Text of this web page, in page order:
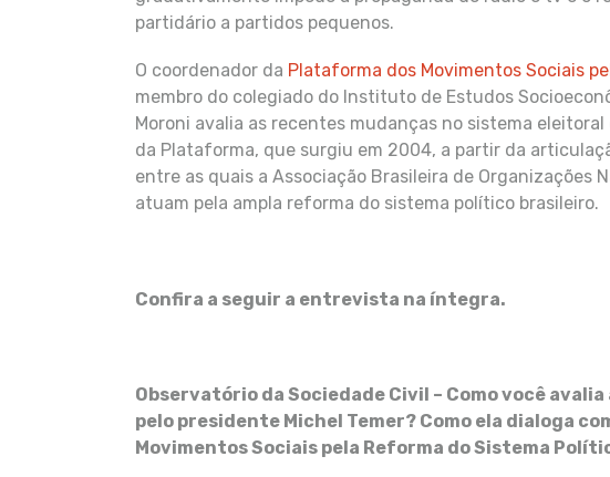
partidário a partidos pequenos.
O coordenador da Plataforma dos Movimentos Sociais
membro do colegiado do Instituto de Estudos
Moroni avalia as recentes mudanças no sistema
da Plataforma, que surgiu em 2004, a partir da
entre as quais a Associação Brasileira de Organizações
atuam pela ampla reforma do sistema político brasileiro.
Confira a seguir a entrevista na íntegra.
Observatório da Sociedade Civil – Como você
pelo presidente Michel Temer? Como ela dialoga
Movimentos Sociais pela Reforma do Sistema